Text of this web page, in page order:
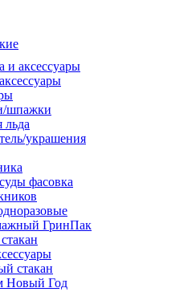
и аксессуары
шпажки
льда
украшения
фасовка
ГринПак
стакан
Новый Год